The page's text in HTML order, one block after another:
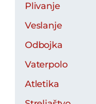
Plivanje
Veslanje
Odbojka
Vaterpolo
Atletika